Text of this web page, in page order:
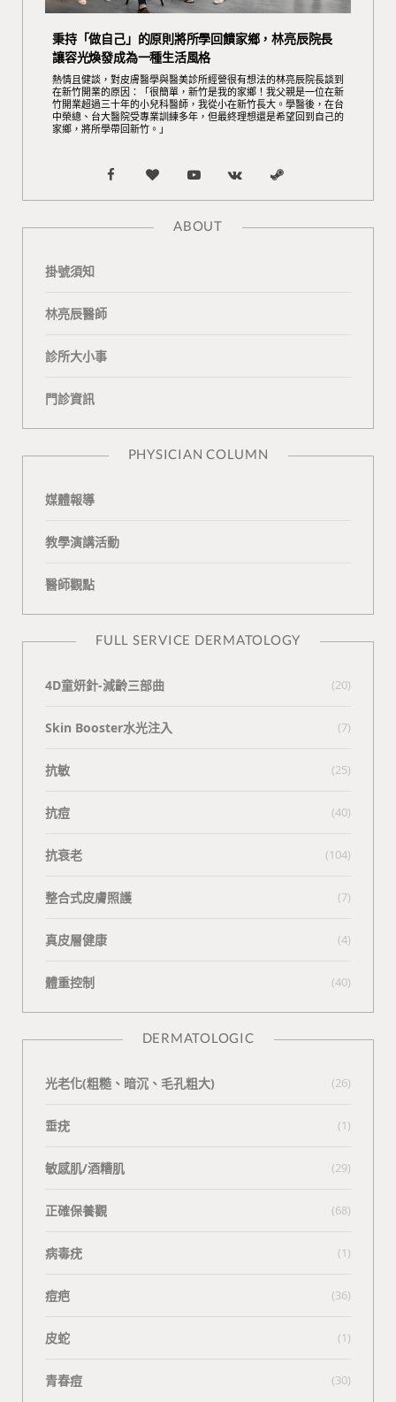
秉持「做自己」的原則將所學回饋家鄉，林亮辰院長
讓容光煥發成為一種生活風格
熱情且健談，對皮膚醫學與醫美診所經營很有想法的林亮辰院長談到
在新竹開業的原因：「很簡單，新竹是我的家鄉！我父親是一位在新
竹開業超過三十年的小兒科醫師，我從小在新竹長大。學醫後，在台
中榮總、台大醫院受專業訓練多年，但最終理想還是希望回到自己的
家鄉，將所學帶回新竹。」
F
a
B
l
Y
o
V
K
S
t
ABOUT
掛號須知
林亮辰醫師
診所大小事
門診資訊
PHYSICIAN COLUMN
媒體報導
教學演講活動
醫師觀點
FULL SERVICE DERMATOLOGY
4D童妍針-減齡三部曲 (20)
Skin Booster水光注入 (7)
抗敏 (25)
抗痘 (40)
抗衰老 (104)
整合式皮膚照護 (7)
真皮層健康 (4)
體重控制 (40)
DERMATOLOGIC
光老化(粗糙、暗沉、毛孔粗大) (26)
垂疣 (1)
敏感肌/酒糟肌 (29)
正確保養觀 (68)
病毒疣 (1)
痘疤 (36)
皮蛇 (1)
青春痘 (30)